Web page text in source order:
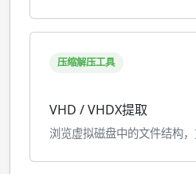
压缩解压工具
VHD / VHDX提取
浏览虚拟磁盘中的文件结构